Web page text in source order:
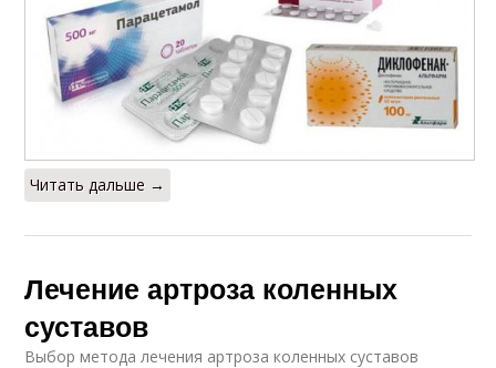
Читать дальше →
Лечение артроза коленных
суставов
Выбор метода лечения артроза коленных суставов